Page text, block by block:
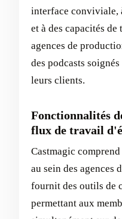
interface conviviale,
et à des capacités
agences de
des podcasts
leurs clients.
Fonctionnalités
flux de travail
Castmagic
au sein des agences
fournit des outils de
permettant aux